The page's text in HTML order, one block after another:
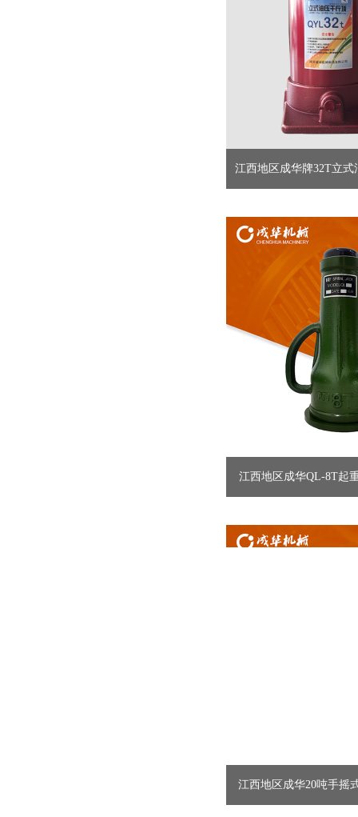
江西地区成华牌32T立
江西地区成华QL-8T起
江西地区成华20吨手摇